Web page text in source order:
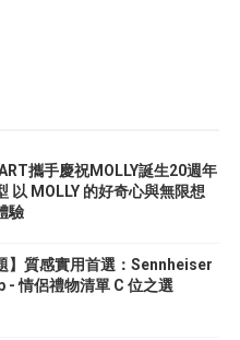
攜手慶祝MOLLY誕生20週年
以 MOLLY 的好奇心與無限想
驗
】質感實用首選：Sennheiser
- 情侶禮物清單 C 位之選